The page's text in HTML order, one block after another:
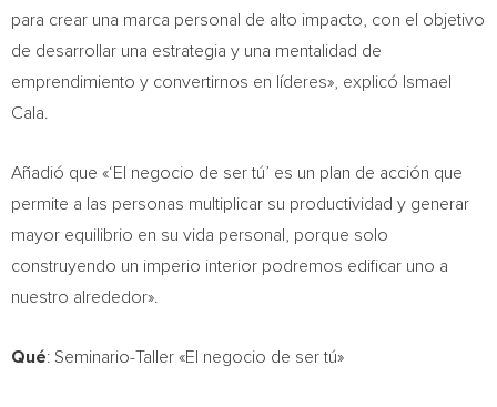
para crear una marca personal de alto impacto, con el objetivo
de desarrollar una estrategia y una mentalidad de
emprendimiento y convertirnos en líderes», explicó Ismael
Cala
Añadió que «‘El negocio de ser tú’ es un plan de acción que
permite a las personas multiplicar su productividad y generar
mayor equilibrio en su vida personal, porque solo
construyendo un imperio interior podremos edificar uno a
nuestro alrededor».
Qué: Seminario-Taller «El negocio de ser tú»